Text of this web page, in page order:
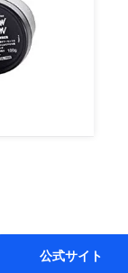
公式サイト